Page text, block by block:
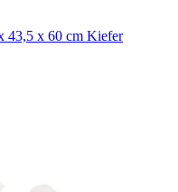
43,5 x 60 cm Kiefer